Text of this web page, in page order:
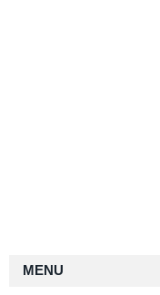
MENU